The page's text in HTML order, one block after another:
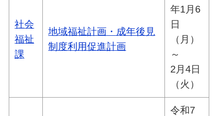
社会
福祉
課
地域福祉計画・成年後見
制度利用促進計画
年1月6
日
（月）
～
2月4日
（火）
令和7